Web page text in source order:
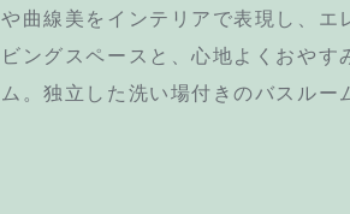
曲線美をインテリアで表現し、エ
ングスペースと、心地よくおやす
。独立した洗い場付きのバスルー